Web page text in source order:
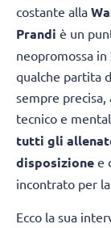
costante alla
Prandi è un
neopromossa in
qualche partita
sempre
tecnico e
tutti gli
disposizione e
incontrato per
Ecco la sua